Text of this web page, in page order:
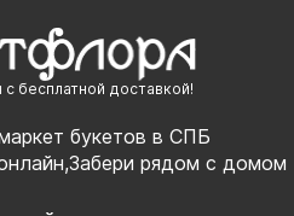
бесплатной доставкой!
букетов в СПБ
рядом с домом